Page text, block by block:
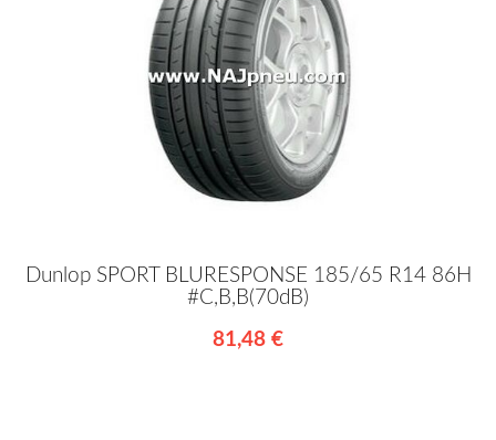
Dunlop SPORT BLURESPONSE 185/65 R14 86H
#C,B,B(70dB)
81,48 €